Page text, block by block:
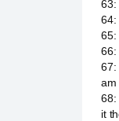
63:
64:
65:
66:
67:
am
68:
it